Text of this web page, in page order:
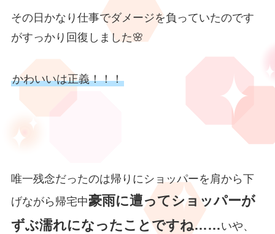
その日かなり仕事でダメージを負っていたのです
がすっかり回復しました🌸
かわいいは正義！！！
唯一残念だったのは帰りにショッパーを肩から下
げながら帰宅中豪雨に遭ってショッパーが
ずぶ濡れになったことですね……いや、